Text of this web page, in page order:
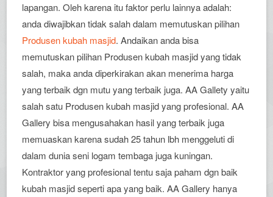
lapangan. Oleh karena itu faktor perlu lainnya adalah:
anda diwajibkan tidak salah dalam memutuskan pilihan
Produsen kubah masjid. Andaikan anda bisa
memutuskan pilihan Produsen kubah masjid yang tidak
salah, maka anda diperkirakan akan menerima harga
yang terbaik dgn mutu yang terbaik juga. AA Gallety yaitu
salah satu Produsen kubah masjid yang profesional. AA
Gallery bisa mengusahakan hasil yang terbaik juga
memuaskan karena sudah 25 tahun lbh menggeluti di
dalam dunia seni logam tembaga juga kuningan.
Kontraktor yang profesional tentu saja paham dgn baik
kubah masjid seperti apa yang baik. AA Gallery hanya